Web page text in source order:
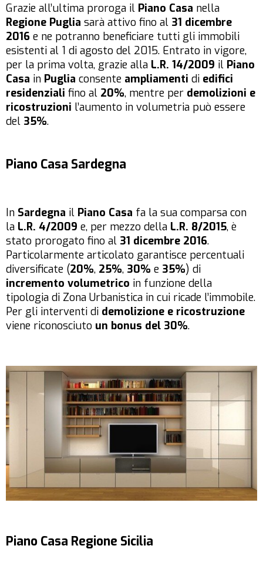
Grazie all’ultima proroga il Piano Casa nella
Regione Puglia sarà attivo fino al 31 dicembre
2016 e ne potranno beneficiare tutti gli immobili
esistenti al 1 di agosto del 2015. Entrato in vigore,
per la prima volta, grazie alla L.R. 14/2009 il Piano
Casa in Puglia consente ampliamenti di edifici
residenziali fino al 20%, mentre per demolizioni e
ricostruzioni l’aumento in volumetria può essere
del 35%.
Piano Casa Sardegna
In Sardegna il Piano Casa fa la sua comparsa con
la L.R. 4/2009 e, per mezzo della L.R. 8/2015, è
stato prorogato fino al 31 dicembre 2016.
Particolarmente articolato garantisce percentuali
diversificate (20%, 25%, 30% e 35%) di
incremento volumetrico in funzione della
tipologia di Zona Urbanistica in cui ricade l’immobile.
Per gli interventi di demolizione e ricostruzione
viene riconosciuto un bonus del 30%.
Piano Casa Regione Sicilia